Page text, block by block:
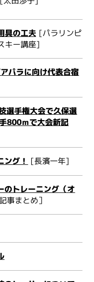
具の工夫 [パラリンピ
キー講座]
パラに向け代表合宿
選手権大会で久保選
800ｍで大会新記
グ！ [長濱一年]
のトレーニング（オ
事まとめ］